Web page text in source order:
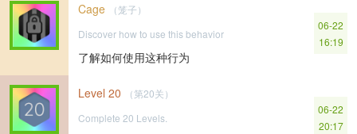
Cage
（笼子）
Discover how to use this behavior
了解如何使用这种行为
06-22
16:19
Level 20
（第20关）
Complete 20 Levels.
06-22
20:17